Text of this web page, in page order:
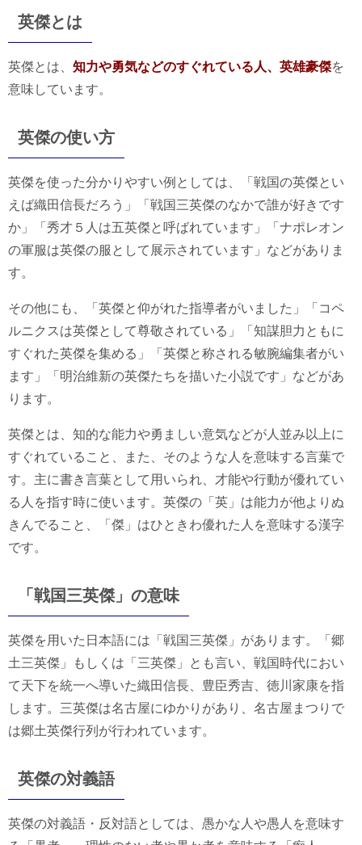
英傑とは
英傑とは、 知力や勇気などのすぐれている人、英雄豪傑を
意味しています。
英傑の使い方
英傑を使った分かりやすい例としては、「戦国の英傑とい
えば織田信長だろう」「戦国三英傑のなかで誰が好きです
か」「秀才５人は五英傑と呼ばれています」「ナポレオン
の軍服は英傑の服として展示されています」などがありま
す。
その他にも、「英傑と仰がれた指導者がいました」「コペ
ルニクスは英傑として尊敬されている」「知謀胆力ともに
すぐれた英傑を集める」「英傑と称される敏腕編集者がい
ます」「明治維新の英傑たちを描いた小説です」などがあ
ります。
英傑とは、知的な能力や勇ましい意気などが人並み以上に
すぐれていること、また、そのような人を意味する言葉で
す。主に書き言葉として用いられ、才能や行動が優れてい
る人を指す時に使います。英傑の「英」は能力が他よりぬ
きんでること、「傑」はひときわ優れた人を意味する漢字
です。
「戦国三英傑」の意味
英傑を用いた日本語には「戦国三英傑」があります。「郷
土三英傑」もしくは「三英傑」とも言い、戦国時代におい
て天下を統一へ導いた織田信長、豊臣秀吉、徳川家康を指
します。三英傑は名古屋にゆかりがあり、名古屋まつりで
は郷土英傑行列が行われています。
英傑の対義語
英傑の対義語・反対語としては、愚かな人や愚人を意味す